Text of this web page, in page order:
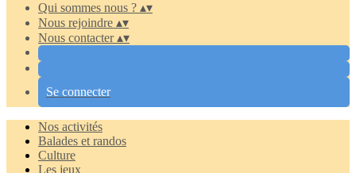
Qui sommes nous ? ▴▾
Nous rejoindre ▴▾
Nous contacter▴▾
Se connecter
Nos activités
Balades et randos
Culture
Les jeux